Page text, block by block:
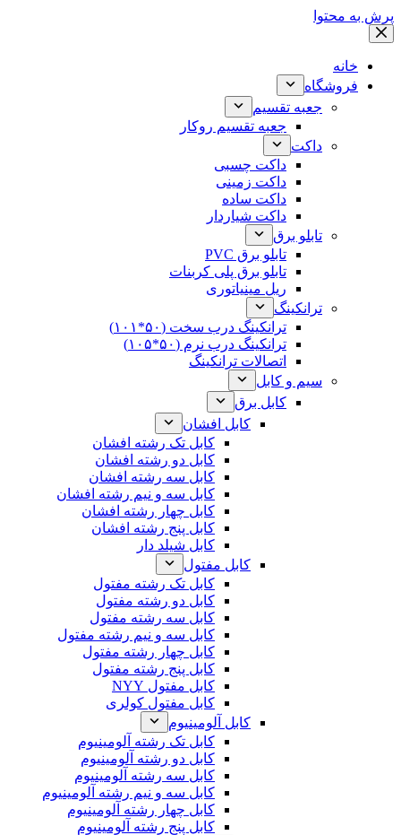
پرش به محتوا
خانه
فروشگاه
جعبه تقسیم
جعبه تقسیم روکار
داکت
داکت چسبی
داکت زمینی
داکت ساده
داکت شیاردار
تابلو برق
تابلو برق PVC
تابلو برق پلی کربنات
ریل مینیاتوری
ترانکینگ
ترانکینگ درب سخت (۵۰*۱۰۱)
ترانکینگ درب نرم (۵۰*۱۰۵)
اتصالات ترانکینگ
سیم و کابل
کابل برق
کابل افشان
کابل تک رشته افشان
کابل دو رشته افشان
کابل سه رشته افشان
کابل سه و نیم رشته افشان
کابل چهار رشته افشان
کابل پنج رشته افشان
کابل شیلد دار
کابل مفتول
کابل تک رشته مفتول
کابل دو رشته مفتول
کابل سه رشته مفتول
کابل سه و نیم رشته مفتول
کابل چهار رشته مفتول
کابل پنج رشته مفتول
کابل مفتول NYY
کابل مفتول کولری
کابل آلومینیوم
کابل تک رشته آلومینیوم
کابل دو رشته آلومینیوم
کابل سه رشته آلومینیوم
کابل سه و نیم رشته آلومینیوم
کابل چهار رشته آلومینیوم
کابل پنج رشته آلومینیوم